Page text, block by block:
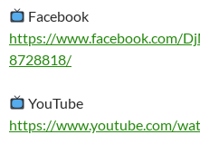
Facebook
https://www.facebook.com/
8728818/
YouTube
https://www.youtube.com/